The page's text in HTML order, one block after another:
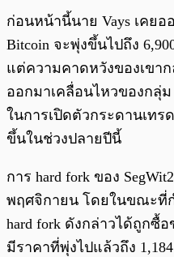
ก่อนหน้านี้นาย Vays เคย
Bitcoin จะพุ่งขึ้นไปถึง
แต่ความคาดหวังของเขาก
ออกมาเคลื่อนไหวของกลุ่ม
ในการเปิดตัวกระดานเทร
ขึ้นในช่วงปลายปีนี้
การ hard fork ของ
พฤศจิกายน โดยในขณะที่
hard fork ดังกล่าวได้ถูกซื้
มีราคาที่พุ่งไปแล้วถึง